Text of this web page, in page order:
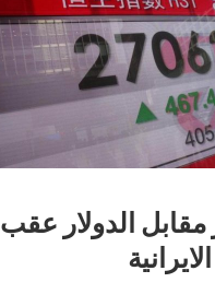
مقابل الدولار عقب